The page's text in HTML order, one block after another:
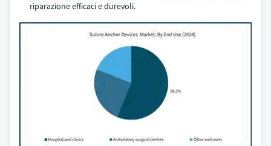
riparazione efficaci e durevoli.